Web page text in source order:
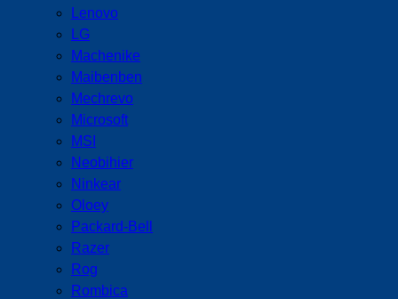
Lenovo
LG
Machenike
Maibenben
Mechrevo
Microsoft
MSI
Neobihier
Ninkear
Oloey
Packard-Bell
Razer
Rog
Rombica